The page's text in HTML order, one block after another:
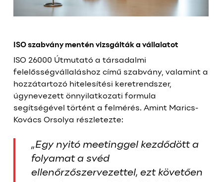
ISO szabvány mentén vizsgálták a vállalatot
ISO 26000 Útmutató a társadalmi
felelősségvállaláshoz című szabvány, valamint a
hozzátartozó hitelesítési keretrendszer,
úgynevezett önnyilatkozati formula
segítségével történt a felmérés. Amint Marics-
Kovács Orsolya részletezte:
„Egy nyitó meetinggel kezdődött a
folyamat a svéd
ellenőrzőszervezettel, ezt követően